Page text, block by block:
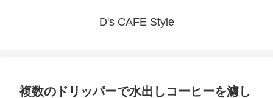
D's CAFE Style
複数のドリッパーで水出しコーヒーを濾し